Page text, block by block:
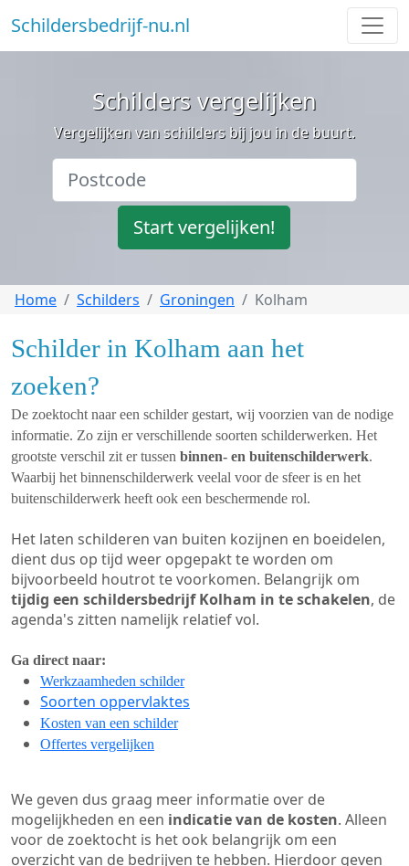
Schildersbedrijf-nu.nl
Schilders vergelijken
Vergelijken van schilders bij jou in de buurt.
Start vergelijken!
Home Schilders Groningen Kolham
Schilder in Kolham aan het
zoeken?
De zoektocht naar een schilder gestart, wij voorzien van de nodige
informatie. Zo zijn er verschillende soorten schilderwerken. Het
grootste verschil zit er tussen binnen- en buitenschilderwerk.
Waarbij het binnenschilderwerk veelal voor de sfeer is en het
buitenschilderwerk heeft ook een beschermende rol.
Het laten schilderen van buiten kozijnen en boeidelen,
dient dus op tijd weer opgepakt te worden om
bijvoorbeeld houtrot te voorkomen. Belangrijk om
tijdig een schildersbedrijf Kolham in te schakelen, de
agenda's zitten namelijk relatief vol.
Ga direct naar:
Werkzaamheden schilder
Soorten oppervlaktes
Kosten van een schilder
Offertes vergelijken
We geven dus graag meer informatie over de
mogelijkheden en een indicatie van de kosten. Alleen
voor de zoektocht is het ook belangrijk om een
overzicht van de bedrijven te hebben. Hierdoor geven